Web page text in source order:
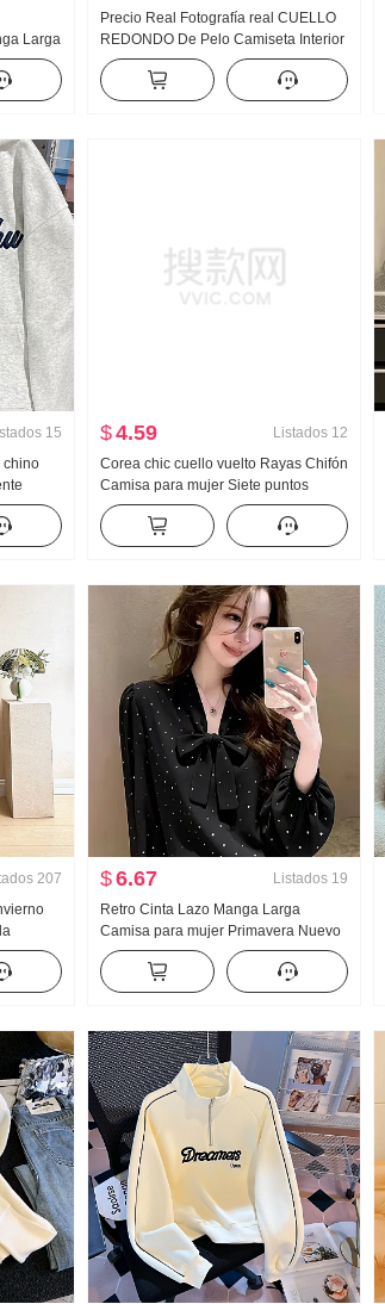
Larga
ancha
Precio Real Fotografía real CUELLO
REDONDO De Pelo Camiseta Interior
Mujer Doble Cara de Terciopelo
Interior Partido Otoño Invierno Manga
Larga Ajustado Top Color sólido
15
chino
Nuevo
Ropa
$4.59 Listados 12
Corea chic cuello vuelto Rayas Chifón
Camisa para mujer Siete puntos
Primavera-Verano Versión ligera
Estilo Moda Ocupación
207
lana
Falda
$6.67 Listados 19
Retro Cinta Lazo Manga Larga
Camisa para mujer Primavera Nuevo
Diseño Sentido Nicho Holgado
Adelgazante Versátil Top Moda